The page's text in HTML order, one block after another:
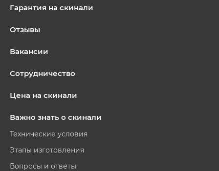
Гарантия на скинали
Отзывы
Вакансии
Сотрудничество
Цена на скинали
Важно знать о скинали
Технические условия
Этапы изготовления
Вопросы и ответы